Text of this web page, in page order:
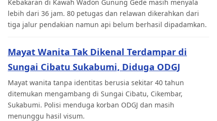
Kebakaran di Kawah Wadon Gunung Gede masih menyala
lebih dari 36 jam. 80 petugas dan relawan dikerahkan dari
tiga jalur pendakian namun api belum berhasil dipadamkan.
Mayat Wanita Tak Dikenal Terdampar di
Sungai Cibatu Sukabumi, Diduga ODGJ
Mayat wanita tanpa identitas berusia sekitar 40 tahun
ditemukan mengambang di Sungai Cibatu, Cikembar,
Sukabumi. Polisi menduga korban ODGJ dan masih
menunggu hasil visum.